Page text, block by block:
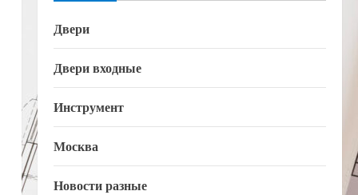
Двери
Двери входные
Инструмент
Москва
Новости разные